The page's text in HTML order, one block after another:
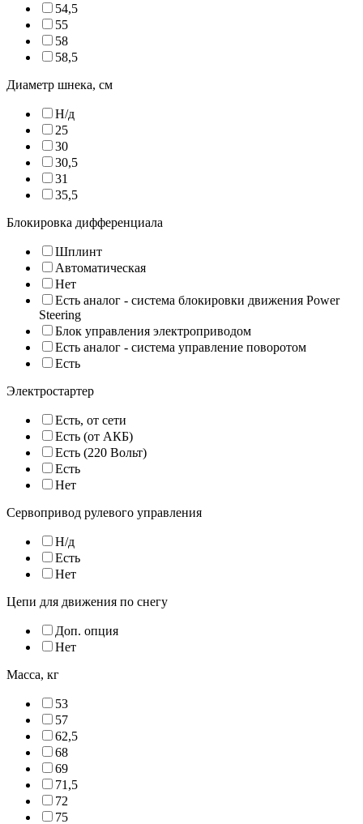
54,5
55
58
58,5
Диаметр шнека, см
Н/д
25
30
30,5
31
35,5
Блокировка дифференциала
Шплинт
Автоматическая
Нет
Есть аналог - система блокировки движения Power
Steering
Блок управления электроприводом
Есть аналог - система управление поворотом
Есть
Электростартер
Есть, от сети
Есть (от АКБ)
Есть (220 Вольт)
Есть
Нет
Сервопривод рулевого управления
Н/д
Есть
Нет
Цепи для движения по снегу
Доп. опция
Нет
Масса, кг
53
57
62,5
68
69
71,5
72
75